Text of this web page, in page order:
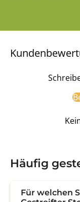
Häufig
Für welchen